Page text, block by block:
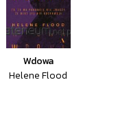
Wdowa
Helene Flood